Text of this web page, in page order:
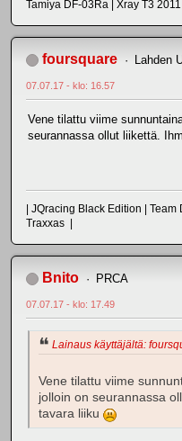
Tamiya DF-03Ra | Xray T3
foursquare Lahden
07.07.17 - klo: 16.57
Vene tilattu viime
seurannassa ollut liikettä.
| JQracing Black Edition |
Traxxas |
Bnito PRCA
07.07.17 - klo: 17.49
Lainaus käyttäjältä:
Vene tilattu viime
jolloin on seurannassa
tavara liiku